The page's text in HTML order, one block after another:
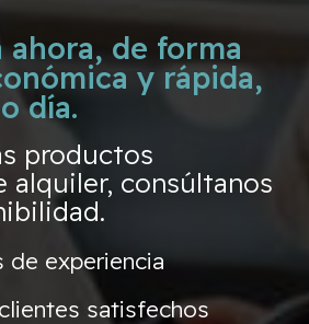
ahora, de forma
y rápida,
día.
productos
alquiler, consúltanos
de experiencia
satisfechos